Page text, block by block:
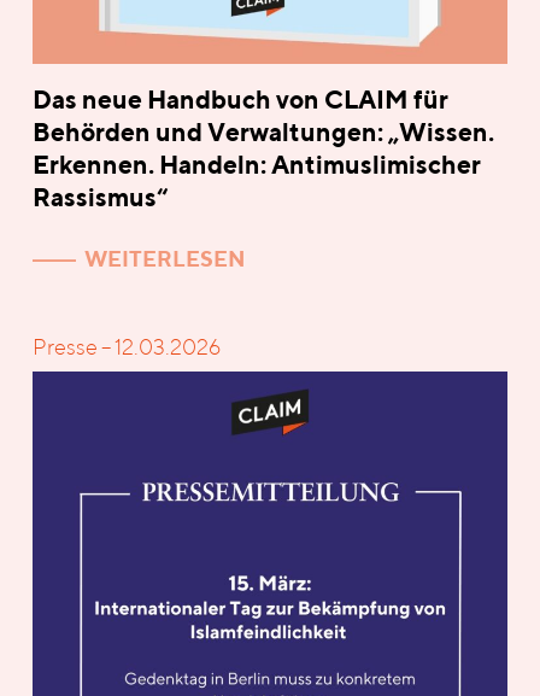
Das neue Handbuch von CLAIM für
Behörden und Verwaltungen: „Wissen.
Erkennen. Handeln: Antimuslimischer
Rassismus“
WEITERLESEN
Presse – 12.03.2026